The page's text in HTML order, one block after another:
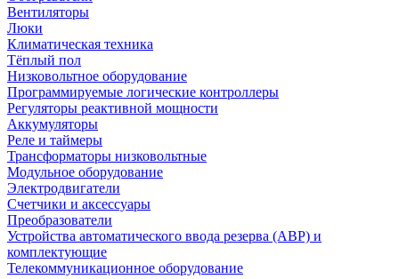
Вентиляторы
Люки
Климатическая техника
Тёплый пол
Низковольтное оборудование
Программируемые логические контроллеры
Регуляторы реактивной мощности
Аккумуляторы
Реле и таймеры
Трансформаторы низковольтные
Модульное оборудование
Электродвигатели
Счетчики и аксессуары
Преобразователи
Устройства автоматического ввода резерва (АВР) и
комплектующие
Телекоммуникационное оборудование